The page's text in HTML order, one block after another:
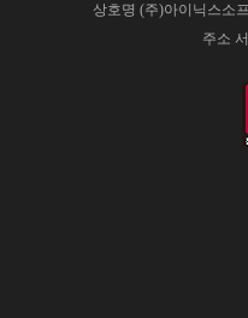
상호명 (주)아이닉스소
주소